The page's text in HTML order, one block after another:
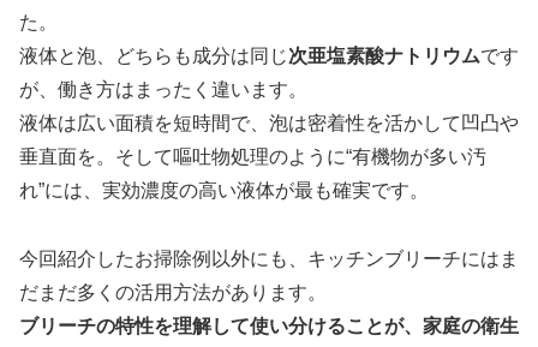
た。
液体と泡、どちらも成分は同じ次亜塩素酸ナトリウムです
が、働き方はまったく違います。
液体は広い面積を短時間で、泡は密着性を活かして凹凸や
垂直面を。そして嘔吐物処理のように“有機物が多い汚
れ”には、実効濃度の高い液体が最も確実です。
今回紹介したお掃除例以外にも、キッチンブリーチにはま
だまだ多くの活用方法があります。
ブリーチの特性を理解して使い分けることが、家庭の衛生